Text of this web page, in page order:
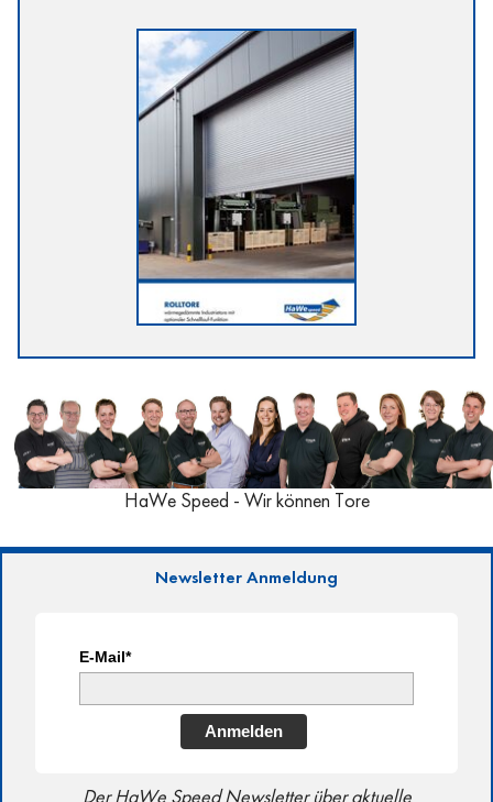
HaWe Speed - Wir können Tore
Newsletter Anmeldung
E-Mail*
Anmelden